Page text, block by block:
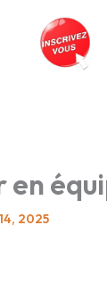
2025